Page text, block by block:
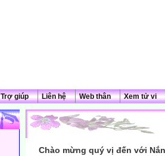
Trợ giúp Liên hệ Web thân Xem tử vi
Chào mừng quý vị đến với